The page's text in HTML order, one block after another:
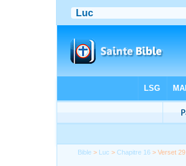
Bible > Luc >Chapitre 16 > Verset 29